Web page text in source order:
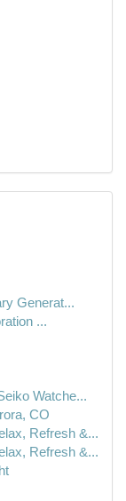
Generat...
...
Watche...
CO
Refresh &...
Refresh &...